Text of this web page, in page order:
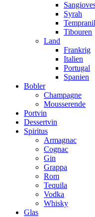
Syrah
Tibouren
Land
Frankrig
Italien
Portugal
Spanien
Bobler
Champagne
Mousserende
Portvin
Dessertvin
Spiritus
Armagnac
Cognac
Gin
Grappa
Rom
Tequila
Vodka
Whisky
Glas